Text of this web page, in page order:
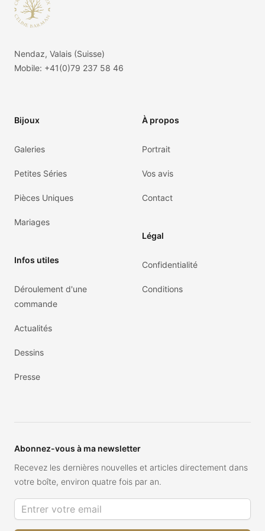
Nendaz, Valais (Suisse)
Mobile: +41(0)79 237 58 46
Bijoux
Galeries
Petites Séries
Pièces Uniques
Mariages
Infos utiles
Déroulement d'une
commande
Actualités
Dessins
Presse
À propos
Portrait
Vos avis
Contact
Légal
Confidentialité
Conditions
Abonnez-vous à ma newsletter
Recevez les dernières nouvelles et articles directement dans
votre boîte, environ quatre fois par an.
Adresse de courriel